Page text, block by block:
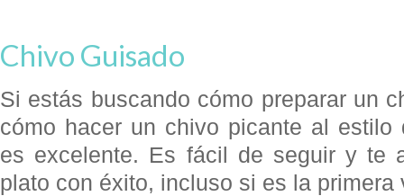
Chivo Guisado
Si estás buscando cómo preparar un
cómo hacer un chivo picante al estilo
es excelente. Es fácil de seguir y te
plato con éxito, incluso si es la primera